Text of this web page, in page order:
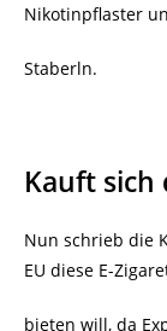
Nikotinpflaster
Staberln.
Kauft sich
Nun schrieb die
EU diese E-
bieten will, da